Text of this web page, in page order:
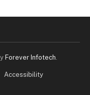
Forever Infotech
Accessibility